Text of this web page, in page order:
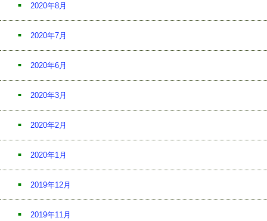
2020年8月
2020年7月
2020年6月
2020年3月
2020年2月
2020年1月
2019年12月
2019年11月